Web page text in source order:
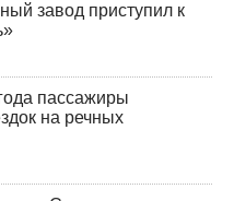
завод приступил к
пассажиры
на речных